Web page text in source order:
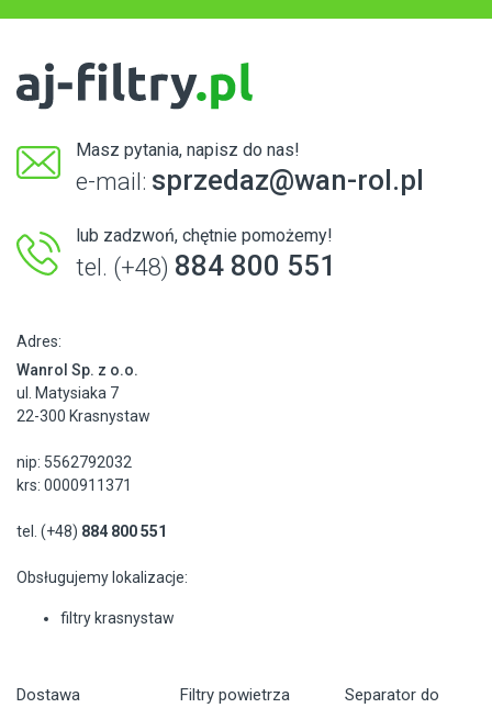
Masz pytania, napisz do nas!
e-mail: sprzedaz@wan-rol.pl
lub zadzwoń, chętnie pomożemy!
tel. (+48) 884 800 551
Adres:
Wanrol Sp. z o.o.
ul. Matysiaka 7
22-300 Krasnystaw
nip: 5562792032
krs: 0000911371
tel. (+48) 884 800 551
Obsługujemy lokalizacje:
filtry krasnystaw
Dostawa Filtry powietrza
Separator do